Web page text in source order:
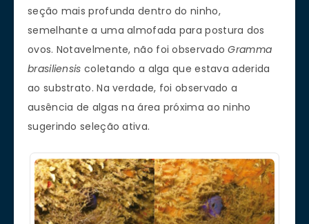
seção mais profunda dentro do ninho,
semelhante a uma almofada para postura dos
ovos. Notavelmente, não foi observadoGramma
brasiliensis coletando a alga que estava aderida
ao substrato. Na verdade, foi observado a
ausência de algas na área próxima ao ninho
sugerindo seleção ativa.